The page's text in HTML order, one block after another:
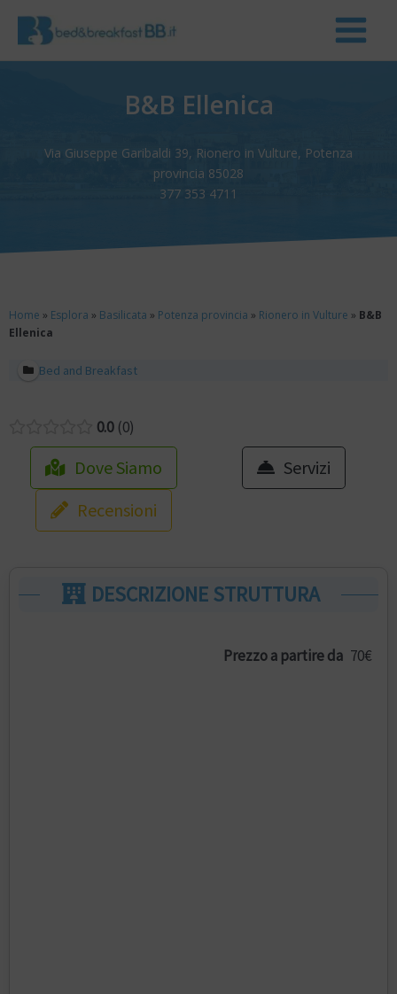
B&B Ellenica
Via Giuseppe Garibaldi 39, Rionero in Vulture, Potenza
provincia 85028
377 353 4711
Home » Esplora » Basilicata » Potenza provincia » Rionero in Vulture » B&B
Ellenica
Bed and Breakfast
0.0 0
Dove Siamo
Servizi
Recensioni
DESCRIZIONE STRUTTURA
Prezzo a partire da 70€